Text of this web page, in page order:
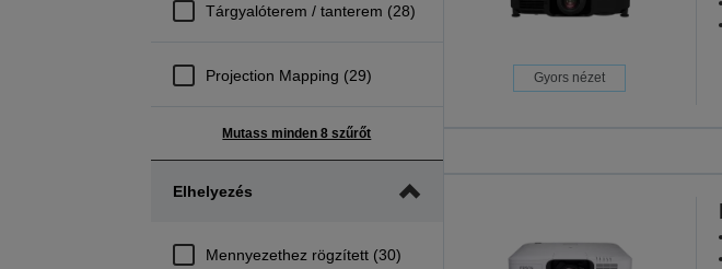
Tárgyalóterem / tanterem (28)
Projection Mapping (29)
Mutass minden 8 szűrőt
Elhelyezés
Mennyezethez rögzített (30)
Gyors nézet